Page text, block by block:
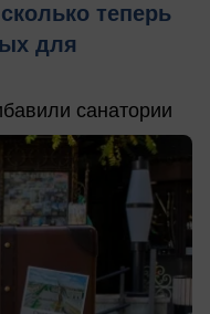
теперь
для
санатории